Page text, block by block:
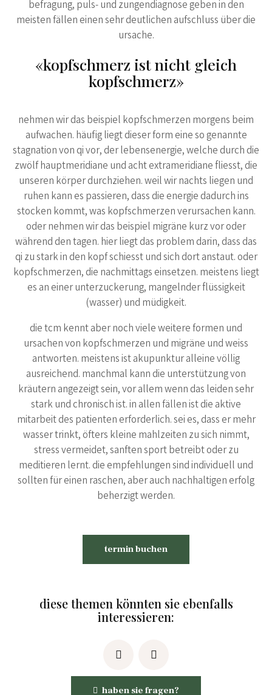
befragung, puls- und zungendiagnose geben in den
meisten fällen einen sehr deutlichen aufschluss über die
ursache.
«kopfschmerz ist nicht gleich
kopfschmerz»
nehmen wir das beispiel kopfschmerzen morgens beim
aufwachen. häufig liegt dieser form eine so genannte
stagnation von qi vor, der lebensenergie, welche durch die
zwölf hauptmeridiane und acht extrameridiane fliesst, die
unseren körper durchziehen. weil wir nachts liegen und
ruhen kann es passieren, dass die energie dadurch ins
stocken kommt, was kopfschmerzen verursachen kann.
oder nehmen wir das beispiel migräne kurz vor oder
während den tagen. hier liegt das problem darin, dass das
qi zu stark in den kopf schiesst und sich dort anstaut. oder
kopfschmerzen, die nachmittags einsetzen. meistens liegt
es an einer unterzuckerung, mangelnder flüssigkeit
(wasser) und müdigkeit.
die tcm kennt aber noch viele weitere formen und
ursachen von kopfschmerzen und migräne und weiss
antworten. meistens ist akupunktur alleine völlig
ausreichend. manchmal kann die unterstützung von
kräutern angezeigt sein, vor allem wenn das leiden sehr
stark und chronisch ist. in allen fällen ist die aktive
mitarbeit des patienten erforderlich. sei es, dass er mehr
wasser trinkt, öfters kleine mahlzeiten zu sich nimmt,
stress vermeidet, sanften sport betreibt oder zu
meditieren lernt. die empfehlungen sind individuell und
sollten für einen raschen, aber auch nachhaltigen erfolg
beherzigt werden.
termin buchen
diese themen könnten sie ebenfalls
interessieren:
haben sie fragen?